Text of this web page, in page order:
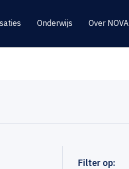
Onderwijs Over NOVA
Filter op: